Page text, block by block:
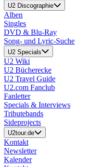
U2 Discographie
Alben
Singles
DVD & Blu-Ray
Song- und Lyric-Suche
U2 Specials
U2 Wiki
U2 Bücherecke
U2 Travel Guide
U2.com Fanclub
Fanletter
Specials & Interviews
Tributebands
Sideprojects
U2tour.de
Kontakt
Newsletter
Kalender